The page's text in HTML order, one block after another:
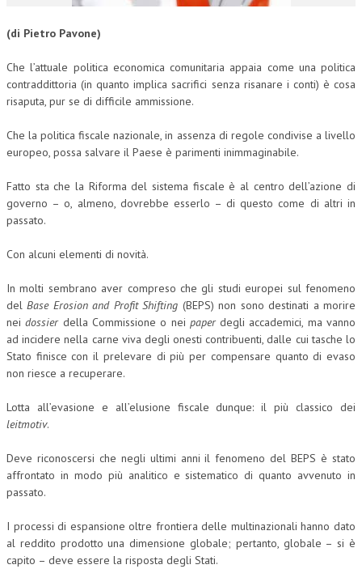
DIVENTA SOCIO
LA RIVISTA
LA RIVISTA
COMITATO SCIENTIFICO
PEER REVIEW
AUTORI
ECONOMIA
CORPORATE SOCIAL RESPONSIBILITY
ECONOMIA DELL’ARTE
HUMAN RESOURCES
(di Pietro Pavone)
Che l’attuale politica economica comunitaria appaia come una politica
contraddittoria (in quanto implica sacrifici senza risanare i conti) è cosa
risaputa, pur se di difficile ammissione.
Che la politica fiscale nazionale, in assenza di regole condivise a livello
europeo, possa salvare il Paese è parimenti inimmaginabile.
Fatto sta che la Riforma del sistema fiscale è al centro dell’azione di
governo – o, almeno, dovrebbe esserlo – di questo come di altri in
passato.
Con alcuni elementi di novità.
In molti sembrano aver compreso che gli studi europei sul fenomeno
delBase Erosion and Profit Shifting (BEPS) non sono destinati a morire
neidossierdella Commissione o nei paperdegli accademici, ma vanno
ad incidere nella carne viva degli onesti contribuenti, dalle cui tasche lo
Stato finisce con il prelevare di più per compensare quanto di evaso
non riesce a recuperare.
Lotta all’evasione e all’elusione fiscale dunque: il più classico dei
leitmotiv.
Deve riconoscersi che negli ultimi anni il fenomeno del BEPS è stato
affrontato in modo più analitico e sistematico di quanto avvenuto in
passato.
I processi di espansione oltre frontiera delle multinazionali hanno dato
al reddito prodotto una dimensione globale; pertanto, globale – si è
capito – deve essere la risposta degli Stati.